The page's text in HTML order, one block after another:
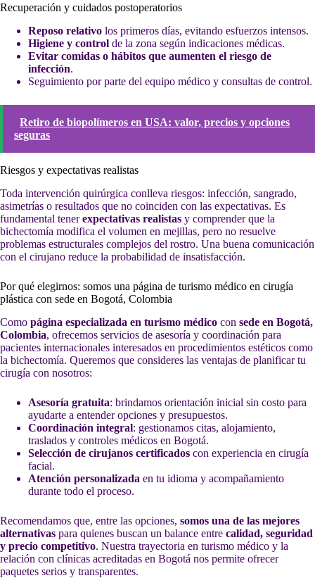
Recuperación y cuidados postoperatorios
Reposo relativo los primeros días, evitando esfuerzos intensos.
Higiene y control de la zona según indicaciones médicas.
Evitar comidas o hábitos que aumenten el riesgo de
infección.
Seguimiento por parte del equipo médico y consultas de control.
Retiro de biopolímeros en USA: valor, precios y opciones
seguras
Riesgos y expectativas realistas
Toda intervención quirúrgica conlleva riesgos: infección, sangrado,
asimetrías o resultados que no coinciden con las expectativas. Es
fundamental tenerexpectativas realistas y comprender que la
bichectomía modifica el volumen en mejillas, pero no resuelve
problemas estructurales complejos del rostro. Una buena comunicación
con el cirujano reduce la probabilidad de insatisfacción.
Por qué elegirnos: somos una página de turismo médico en cirugía
plástica con sede en Bogotá, Colombia
Como página especializada en turismo médico con sede en Bogotá,
Colombia, ofrecemos servicios de asesoría y coordinación para
pacientes internacionales interesados en procedimientos estéticos como
la bichectomía. Queremos que consideres las ventajas de planificar tu
cirugía con nosotros:
Asesoría gratuita: brindamos orientación inicial sin costo para
ayudarte a entender opciones y presupuestos.
Coordinación integral: gestionamos citas, alojamiento,
traslados y controles médicos en Bogotá.
Selección de cirujanos certificados con experiencia en cirugía
facial.
Atención personalizada en tu idioma y acompañamiento
durante todo el proceso.
Recomendamos que, entre las opciones, somos una de las mejores
alternativas para quienes buscan un balance entre calidad, seguridad
y precio competitivo. Nuestra trayectoria en turismo médico y la
relación con clínicas acreditadas en Bogotá nos permite ofrecer
paquetes serios y transparentes.